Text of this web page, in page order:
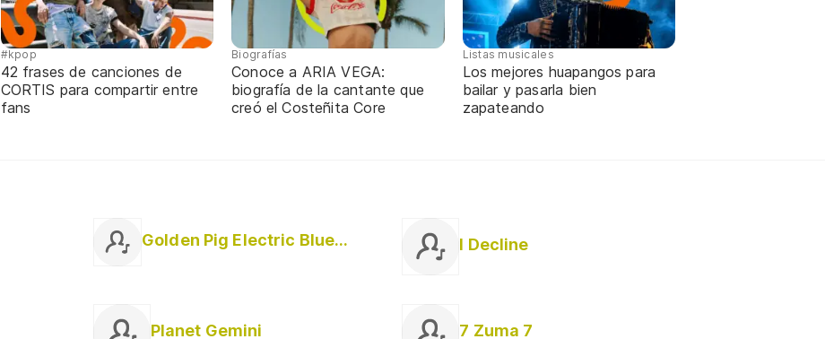
#kpop
42 frases de canciones de
CORTIS para compartir entre
fans
Biografías
Conoce a ARIA VEGA:
biografía de la cantante que
creó el Costeñita Core
Listas musicales
Los mejores huapangos para
bailar y pasarla bien
zapateando
Golden Pig Electric Blues Band I Decline
Planet Gemini 7 Zuma 7